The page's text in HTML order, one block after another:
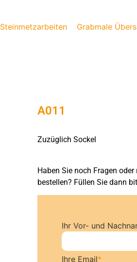
Steinmetzarbeiten Grabmale
A011
Zuzüglich Sockel
Haben Sie noch Fragen
bestellen? Füllen Sie dann
Ihr Vor- und
Ihre Email*